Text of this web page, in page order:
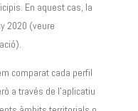
En aquest cas, la
2020 (veure
comparat cada perfil
a través de l’aplicatiu